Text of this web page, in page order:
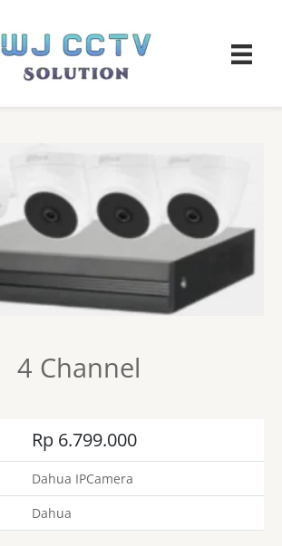
4 Channel
Rp 6.799.000
Dahua IPCamera
Dahua